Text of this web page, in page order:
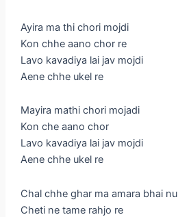
Ayira ma thi chori mojdi
Kon chhe aano chor re
Lavo kavadiya lai jav mojdi
Aene chhe ukel re
Mayira mathi chori mojadi
Kon che aano chor
Lavo kavadiya lai jav mojdi
Aene chhe ukel re
Chal chhe ghar ma amara bhai nu
Cheti ne tame rahjo re